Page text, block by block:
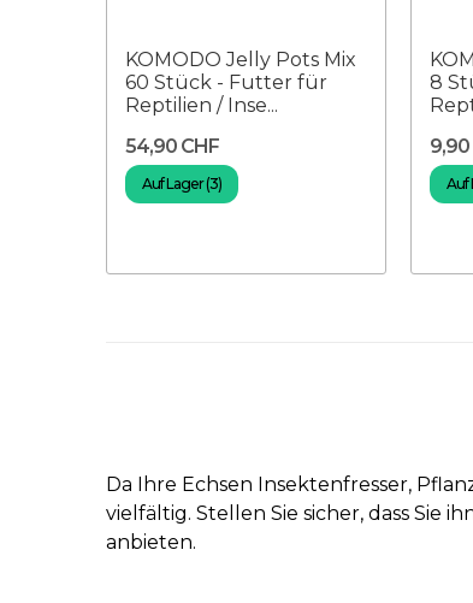
KOMODO Jelly Pots Mix
60 Stück - Futter für
Reptilien / Inse...
54,90 CHF
Auf Lager (3)
8
9,90
Auf
Da Ihre Echsen Insektenfresser,
vielfältig. Stellen Sie sicher, dass Sie
anbieten.